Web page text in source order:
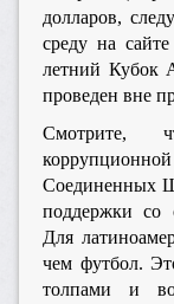
долларов,
среду на
летний Кубок
проведен вне
Смотрите,
Соединенных
поддержки со
Для
чем футбол.
толпами и